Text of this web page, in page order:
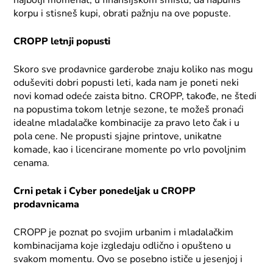
korpu i stisneš kupi, obrati pažnju na ove popuste.
CROPP letnji popusti
Skoro sve prodavnice garderobe znaju koliko nas mogu
oduševiti dobri popusti leti, kada nam je poneti neki
novi komad odeće zaista bitno. CROPP, takođe, ne štedi
na popustima tokom letnje sezone, te možeš pronaći
idealne mladalačke kombinacije za pravo leto čak i u
pola cene. Ne propusti sjajne printove, unikatne
komade, kao i licencirane momente po vrlo povoljnim
cenama.
Crni petak i Cyber ponedeljak u CROPP
prodavnicama
CROPP je poznat po svojim urbanim i mladalačkim
kombinacijama koje izgledaju odlično i opušteno u
svakom momentu. Ovo se posebno ističe u jesenjoj i